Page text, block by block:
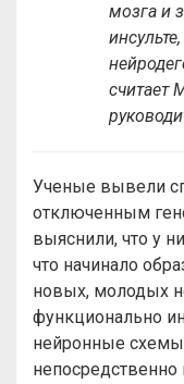
мозга и
считает
Ученые вывели
отключенным
выяснили, что у
что начинало
новых, молодых
функционально
нейронные